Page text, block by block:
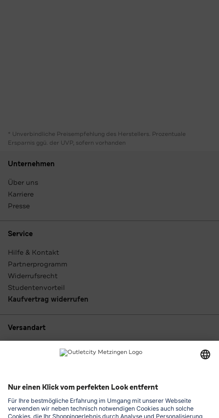
* Unverbindliche Preisempfehlung des Herstellers. Prozentuale
Ersparnis ggü. der UVP, sofern vorhanden
Unternehmen
Über uns
Karriere
Presse
Service
Hilfe & Kontakt
Partnerprogramm
Widerrufsrecht
Studentenvorteil
Kaufvertrag widerrufen
Versandart